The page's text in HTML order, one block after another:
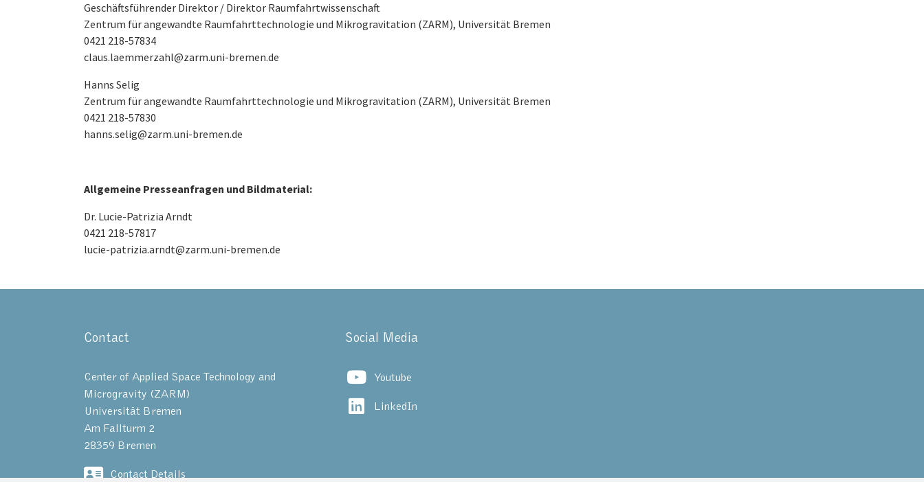
Geschäftsführender Direktor / Direktor Raumfahrtwissenschaft
Zentrum für angewandte Raumfahrttechnologie und Mikrogravitation (ZARM), Universität Bremen
0421 218-57834
claus.laemmerzahl@zarm.uni-bremen.de
Hanns Selig
Zentrum für angewandte Raumfahrttechnologie und Mikrogravitation (ZARM), Universität Bremen
0421 218-57830
hanns.selig@zarm.uni-bremen.de
Allgemeine Presseanfragen und Bildmaterial:
Dr. Lucie-Patrizia Arndt
0421 218-57817
lucie-patrizia.arndt@zarm.uni-bremen.de
Contact
Center of Applied Space Technology and
Microgravity (ZARM)
Universität Bremen
Am Fallturm 2
28359 Bremen
Contact Details
Social Media
Youtube
LinkedIn